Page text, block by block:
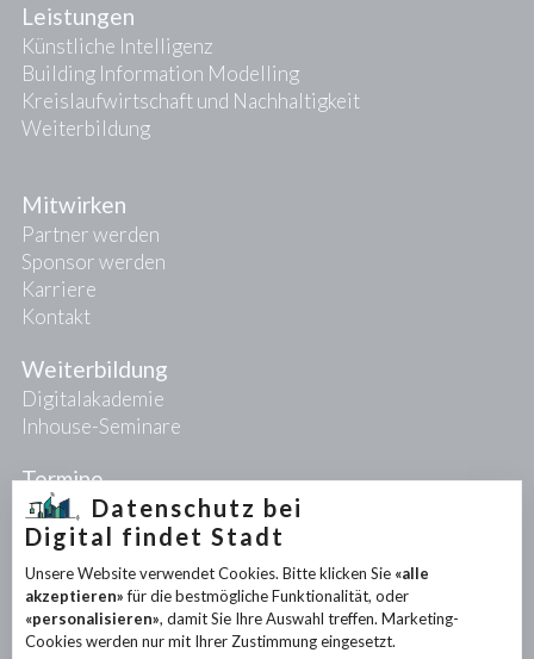
Leistungen
Künstliche Intelligenz
Building Information Modelling
Kreislaufwirtschaft und Nachhaltigkeit
Weiterbildung
Mitwirken
Partner werden
Sponsor werden
Karriere
Kontakt
Weiterbildung
Digitalakademie
Inhouse-Seminare
Termine
Projekte
PIONEER-Projekte
Forschungsprojekte
Partnerprojekte
Datenschutz bei
Digital findet Stadt
Unsere Website verwendet Cookies. Bitte klicken Sie «alle
akzeptieren»für die bestmögliche Funktionalität, oder
«personalisieren», damit Sie Ihre Auswahl treffen. Marketing-
Cookies werden nur mit Ihrer Zustimmung eingesetzt.